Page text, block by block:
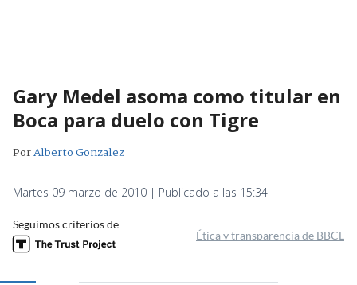
Gary Medel asoma como titular en
Boca para duelo con Tigre
PorAlberto Gonzalez
Martes 09 marzo de 2010 | Publicado a las 15:34
Seguimos criterios de
Ética y transparencia de BBCL